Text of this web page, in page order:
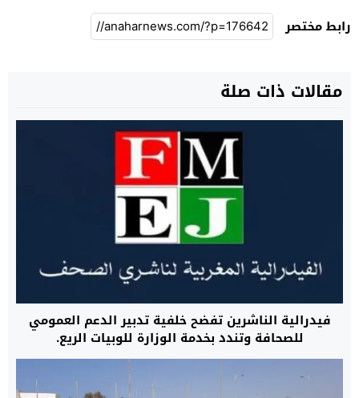
رابط مختصر
مقالات ذات صلة
فيدرالية الناشرين تفضح خلفية تدبير الدعم العمومي
للصحافة وتندد بخدمة الوزارة للوبيات الريع.